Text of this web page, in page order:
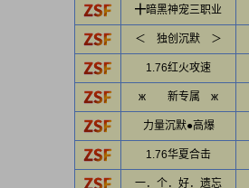
╋暗黑神宠三职业
＜ 独创沉默 ＞
1.76红火攻速
ж 新专属 ж
力量沉默●高爆
1.76华夏合击
一．个．好．遗忘